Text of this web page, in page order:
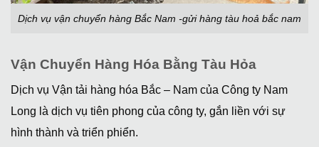
Dịch vụ vận chuyển hàng Bắc Nam -gửi hàng tàu hoả bắc nam
Vận Chuyển Hàng Hóa Bằng Tàu Hỏa
Dịch vụ Vận tải hàng hóa Bắc – Nam của Công ty Nam
Long là dịch vụ tiên phong của công ty, gắn liền với sự
hình thành và triển phiển.